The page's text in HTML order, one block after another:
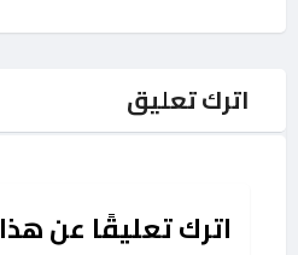
اترك تعليق
اترك تعليقًا عن هذا